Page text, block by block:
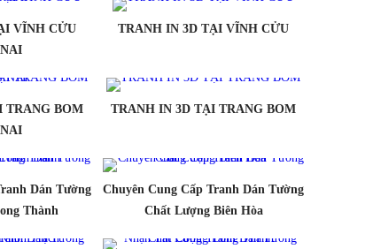
VĨNH CỬU
TRANH IN 3D TẠI VĨNH CỬU
TRANG BOM
TRANH IN 3D TẠI TRANG BOM
Dán Tường
Thành
Chuyên Cung Cấp Tranh Dán Tường
Chất Lượng Biên Hòa